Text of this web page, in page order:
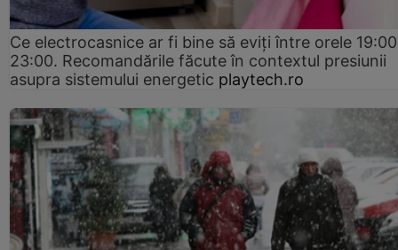
Ce electrocasnice ar fi bine să eviți între orele
23:00. Recomandările făcute în contextul presiunii
asupra sistemului energetic playtech.ro